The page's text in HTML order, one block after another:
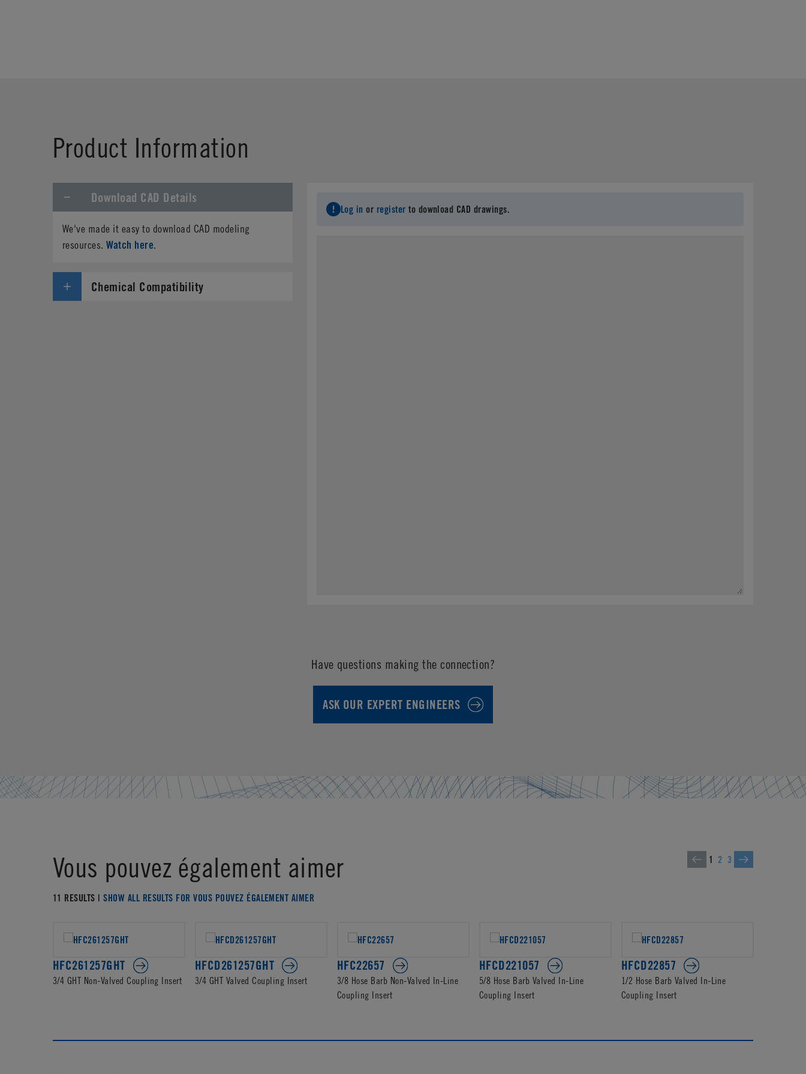
Product Information
Download CAD Details
We've made it easy to download CAD modeling
resources.Watch here.
Log in or register to download CAD drawings.
Chemical Compatibility
Have questions making the connection?
ASK OUR EXPERT ENGINEERS
Vous pouvez également aimer
11 RESULTS |SHOW ALL RESULTS FOR VOUS POUVEZ ÉGALEMENT AIMER
1 2 3
HFC261257GHT
3/4 GHT Non-Valved Coupling Insert
HFCD261257GHT
3/4 GHT Valved Coupling Insert
HFC22657
3/8 Hose Barb Non-Valved In-Line
Coupling Insert
HFCD221057
5/8 Hose Barb Valved In-Line
Coupling Insert
HFCD22857
1/2 Hose Barb Valved In-Line
Coupling Insert